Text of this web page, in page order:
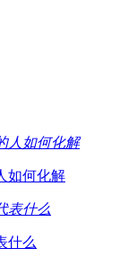
如何化解
什么